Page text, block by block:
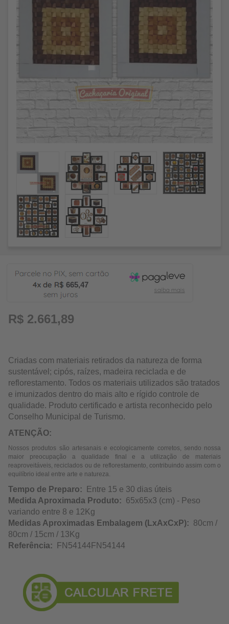
665,47
R$ 2.661,89
Criadas com materiais retirados da natureza de forma
sustentável; cipós, raízes, madeira reciclada e de
reflorestamento. Todos os materiais utilizados são tratados
e imunizados dentro do mais alto e rígido controle de
qualidade. Produto certificado e artista reconhecido pelo
Conselho Municipal de Turismo.
ATENÇÃO:
Nossos produtos são artesanais e ecologicamente corretos, sendo nossa
maior preocupação a qualidade final e a utilização de materiais
reaproveitáveis, reciclados ou de reflorestamento, contribuindo assim com o
equilíbrio ideal entre arte e natureza.
Tempo de Preparo: Entre 15 e 30 dias úteis
Medida Aproximada Produto: 65x65x3 (cm) - Peso
variando entre 8 e 12Kg
Medidas Aproximadas Embalagem (LxAxCxP): 80cm /
80cm / 15cm / 13Kg
Referência: FN54144FN54144